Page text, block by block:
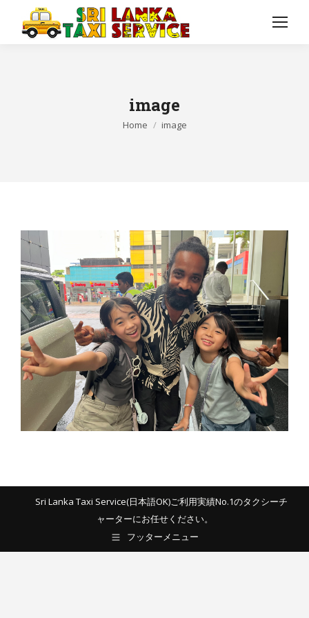
image
You are here:
Home image
Sri Lanka Taxi Service(日本語OK)ご利用実績No.1のタクシーチ
ャーターにお任せください。
フッターメニュー